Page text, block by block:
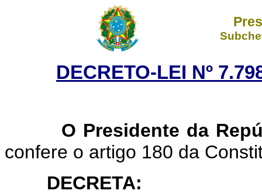
DECRETO-LEI Nº
O Presidente da
confere o artigo 180 da
DECRETA: